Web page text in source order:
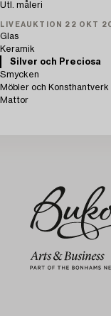
Utl. måleri
LIVEAUKTION 22 OKT
Glas
Keramik
Silver och Preciosa
Smycken
Möbler och Konsthantverk
Mattor